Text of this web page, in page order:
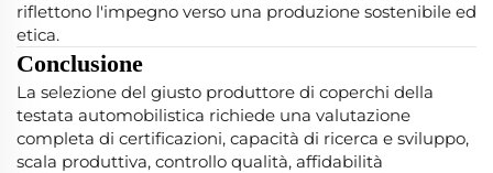
riflettono l'impegno verso una produzione sostenibile ed
etica.
Conclusione
La selezione del giusto produttore di coperchi della
testata automobilistica richiede una valutazione
completa di certificazioni, capacità di ricerca e sviluppo,
scala produttiva, controllo qualità, affidabilità